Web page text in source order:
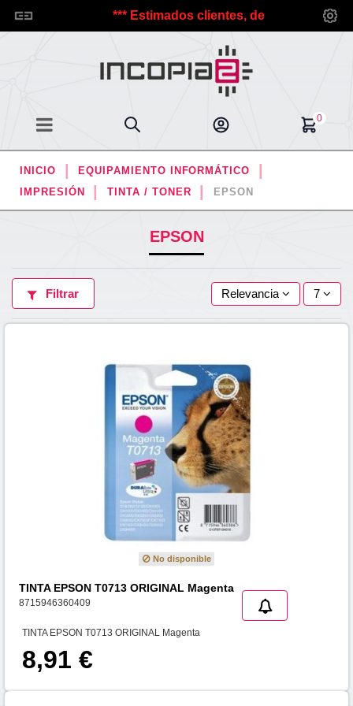
Incopia2. *** Estimados clientes, debido a las
0
INICIO
EQUIPAMIENTO INFORMÁTICO
IMPRESIÓN
TINTA / TONER EPSON
EPSON
Filtrar Relevancia 7
No disponible
TINTA EPSON T0713 ORIGINAL Magenta
8715946360409
TINTA EPSON T0713 ORIGINAL Magenta
8,91 €